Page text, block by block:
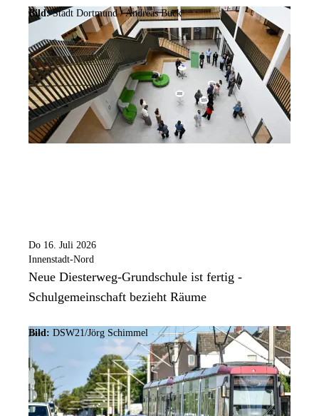
Bild:Stadt Dortmund /Andreas Buck
Do 16. Juli 2026
Innenstadt-Nord
Neue Diesterweg-Grundschule ist fertig -
Schulgemeinschaft bezieht Räume
Bild: DSW21/Jörg Schimmel